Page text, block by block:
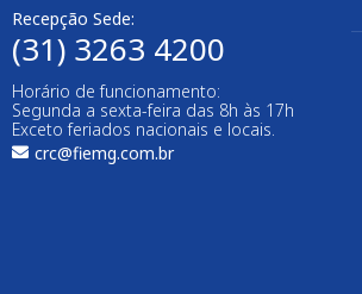
Recepção Sede:
(31) 3263 4200
Horário de funcionamento:
Segunda a sexta-feira das 8h às 17h
Exceto feriados nacionais e locais.
crc@fiemg.com.br